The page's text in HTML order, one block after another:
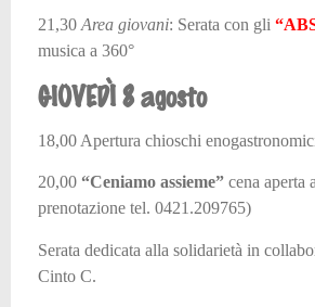
21,30Area giovani: Serata con gli
musica a 360°
GIOVEDÌ 8 agosto
18,00 Apertura chioschi
20,00 “Ceniamo assieme” cena aperta
prenotazione tel. 0421.209765)
Serata dedicata alla solidarietà in
Cinto C.